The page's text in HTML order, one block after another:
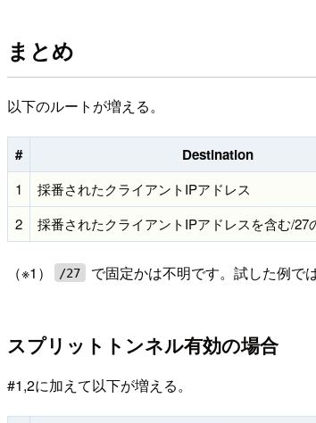
まとめ
以下のルートが増える。
# Destination
1 採番されたクライアントIPアドレス
2
採番されたクライアントIPアドレスを含む/27
（※1） /27 で固定かは不明です。試した例で
スプリットトンネル有効の場合
#1,2に加えて以下が増える。